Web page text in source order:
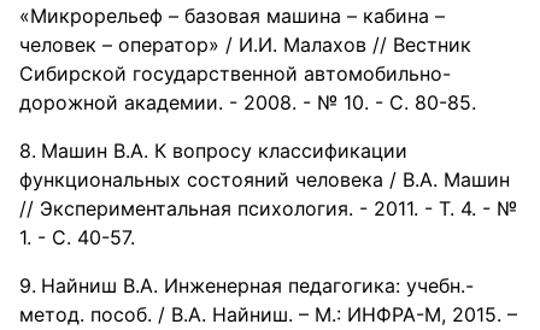
«Микрорельеф – базовая машина – кабина –
человек – оператор» / И.И. Малахов // Вестник
Сибирской государственной автомобильно-
дорожной академии. - 2008. - № 10. - С. 80-85.
Машин В.А. К вопросу классификации
функциональных состояний человека / В.А. Машин
// Экспериментальная психология. - 2011. - Т. 4. - №
1. - С. 40-57.
Найниш В.А. Инженерная педагогика: учебн.-
метод. пособ. / В.А. Найниш. – М.: ИНФРА-М, 2015. –